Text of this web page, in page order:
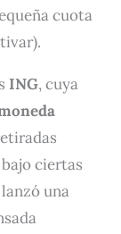
cuota
ING, cuya
ciertas
lanzó una